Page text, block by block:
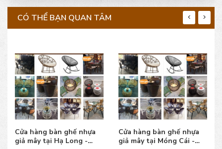
CÓ THỂ BẠN QUAN TÂM
Cửa hàng bàn ghế nhựa
giả mây tại Hạ Long -
Cửa hàng bàn ghế nhựa
giả mây tại Móng Cái -